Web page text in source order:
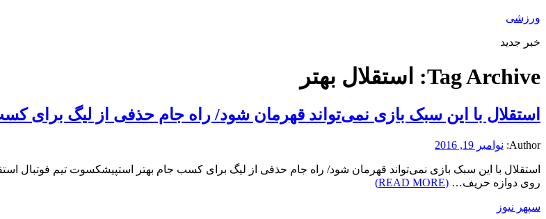
ورزشی
خبر جدید
Tag Archive: استقلال بهتر
استقلال با این سبک بازی نمی‌تواند قهرمان شود/ راه جام حذفی از لیگ برای
Author: نوامبر 19, 2016
استقلال با این سبک بازی نمی‌تواند قهرمان شود/ راه جام حذفی از لیگ برای کسب جام بهتر استپیشکسوت تیم فوتبال
روی دوازه حریف… (READ MORE)
سپهر نیوز